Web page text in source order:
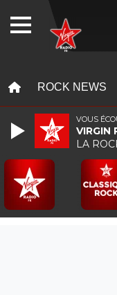
ROCK NEWS
VOUS
VIRGIN
LA
WEBRADIO